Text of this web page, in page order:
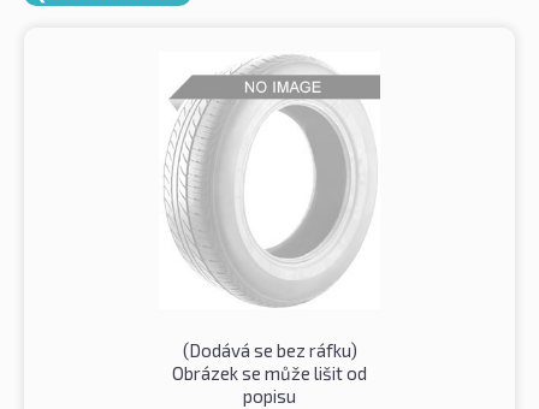
(Dodává se bez ráfku)
Obrázek se může lišit od
popisu